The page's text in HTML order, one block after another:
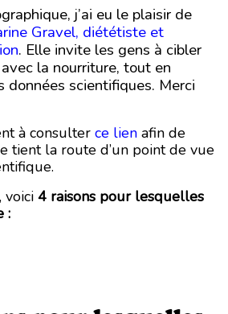
j’ai eu le plaisir de
Gravel, diététiste et
. Elle invite les gens à cibler
la nourriture, tout en
données scientifiques. Merci
à consulter ce lien afin de
tient la route d’un point de vue
voici 4 raisons pour lesquelles
: